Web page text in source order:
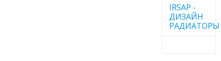
IRSAP -
ДИЗАЙН
РАДИАТОРЫ